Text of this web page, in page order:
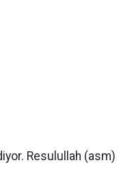
Resulullah (asm)